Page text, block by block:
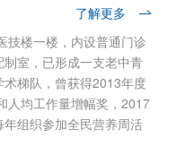
了解更多
技楼一楼，内设普通门诊
室，已形成一支老中青
梯队，曾获得2013年度
人均工作量增幅奖，2017
组织参加全民营养周活